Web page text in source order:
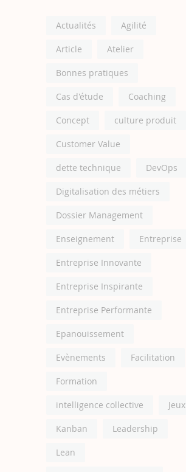
Actualités Agilité
Article Atelier
Bonnes pratiques
Cas d'étude Coaching
Concept culture produit
Customer Value
dette technique DevOps
Digitalisation des métiers
Dossier Management
Enseignement Entreprise
Entreprise Innovante
Entreprise Inspirante
Entreprise Performante
Epanouissement
Evènements Facilitation
Formation
intelligence collective Jeux
Kanban Leadership
Lean